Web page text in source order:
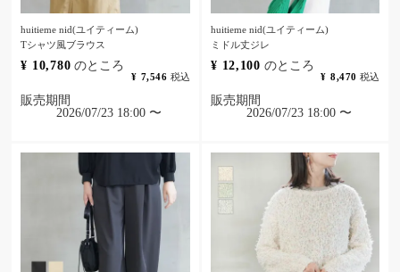
huitieme nid(ユイティーム)
Tシャツ風ブラウス
¥ 10,780 のところ
¥ 7,546 税込
販売期間
2026/07/23 18:00 〜
huitieme nid(ユイティーム)
ミドル丈ジレ
¥ 12,100 のところ
¥ 8,470 税込
販売期間
2026/07/23 18:00 〜